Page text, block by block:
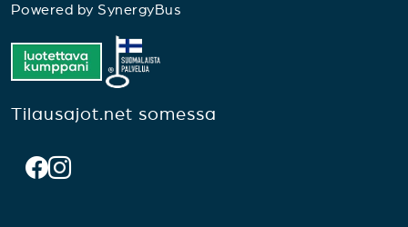
Powered by SynergyBus
Tilausajot.net somessa